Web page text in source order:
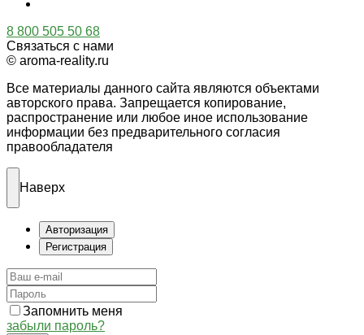
8 800 505 50 68
Связаться с нами
© aroma-reality.ru
Все материалы данного сайта являются объектами
авторского права. Запрещается копирование,
распространение или любое иное использование
информации без предварительного согласия
правообладателя
Наверх
Авторизация
Регистрация
Запомнить меня
забыли пароль?